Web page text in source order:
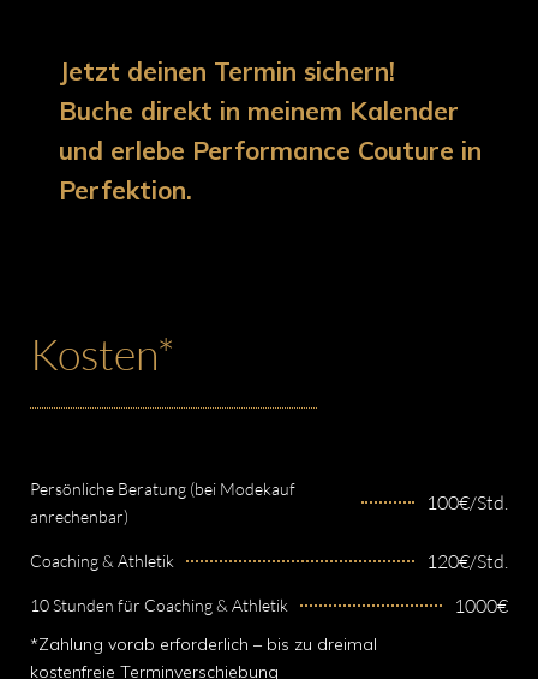
Jetzt deinen Termin sichern!
Buche direkt in meinem Kalender
und erlebe Performance Couture in
Perfektion.
Kosten*
Persönliche Beratung (bei Modekauf
anrechenbar)
100€/Std.
Coaching & Athletik 120€/Std.
10 Stunden für Coaching & Athletik 1000€
*Zahlung vorab erforderlich – bis zu dreimal
kostenfreie Terminverschiebung